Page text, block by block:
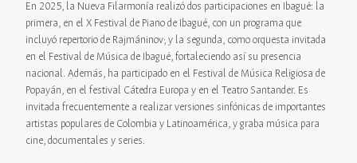
En 2025, la Nueva Filarmonía realizó dos participaciones en Ibagué: la
primera, en el X Festival de Piano de Ibagué, con un programa que
incluyó repertorio de Rajmáninov; y la segunda, como orquesta invitada
en el Festival de Música de Ibagué, fortaleciendo así su presencia
nacional. Además, ha participado en el Festival de Música Religiosa de
Popayán, en el festival Cátedra Europa y en el Teatro Santander. Es
invitada frecuentemente a realizar versiones sinfónicas de importantes
artistas populares de Colombia y Latinoamérica, y graba música para
cine, documentales y series.